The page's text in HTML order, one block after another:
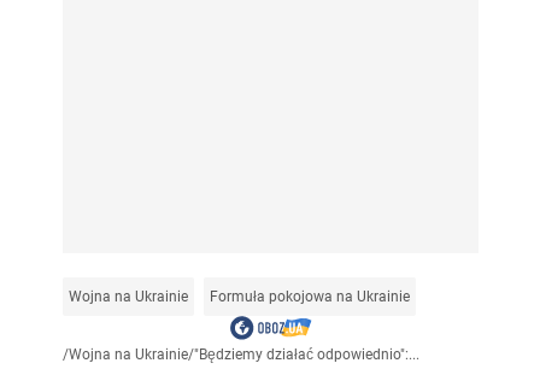
Wojna na Ukrainie Formuła pokojowa na Ukrainie
/Wojna na Ukrainie/"Będziemy działać odpowiednio":...